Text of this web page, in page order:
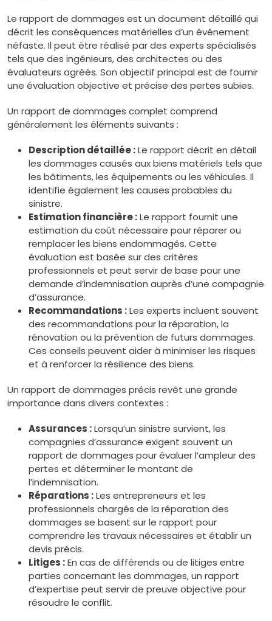
Le rapport de dommages est un document détaillé qui
décrit les conséquences matérielles d’un événement
néfaste. Il peut être réalisé par des experts spécialisés
tels que des ingénieurs, des architectes ou des
évaluateurs agréés. Son objectif principal est de fournir
une évaluation objective et précise des pertes subies.
Un rapport de dommages complet comprend
généralement les éléments suivants :
Description détaillée :Le rapport décrit en détail
les dommages causés aux biens matériels tels que
les bâtiments, les équipements ou les véhicules. Il
identifie également les causes probables du
sinistre.
Estimation financière :Le rapport fournit une
estimation du coût nécessaire pour réparer ou
remplacer les biens endommagés. Cette
évaluation est basée sur des critères
professionnels et peut servir de base pour une
demande d’indemnisation auprès d’une compagnie
d’assurance.
Recommandations :Les experts incluent souvent
des recommandations pour la réparation, la
rénovation ou la prévention de futurs dommages.
Ces conseils peuvent aider à minimiser les risques
et à renforcer la résilience des biens.
Un rapport de dommages précis revêt une grande
importance dans divers contextes :
Assurances :Lorsqu’un sinistre survient, les
compagnies d’assurance exigent souvent un
rapport de dommages pour évaluer l’ampleur des
pertes et déterminer le montant de
l’indemnisation.
Réparations :Les entrepreneurs et les
professionnels chargés de la réparation des
dommages se basent sur le rapport pour
comprendre les travaux nécessaires et établir un
devis précis.
Litiges :En cas de différends ou de litiges entre
parties concernant les dommages, un rapport
d’expertise peut servir de preuve objective pour
résoudre le conflit.